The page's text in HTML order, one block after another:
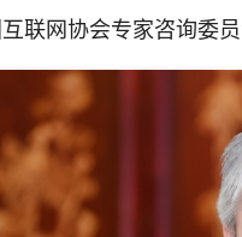
联网协会专家咨询委